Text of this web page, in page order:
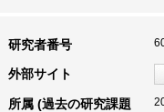
研究者番号
外部サイト
所属 (過去の研究課題